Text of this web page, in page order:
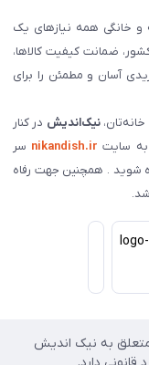
و خانگی همه نیازهای یک
ضمانت کیفیت کالاها،
آسان و مطمئن را برای
نیک‌اندیش در کنار
به سایت nikandish.ir سر
شوید . همچنین جهت رفاه
به نیک اندیش